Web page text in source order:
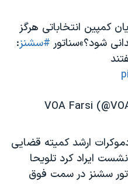
کمپین انتخاباتی هرگز
شود؟»سناتور #سشنز:
ارشد کمیته قضایی
ایراد کرد تلویحا
سشنز در سمت فوق